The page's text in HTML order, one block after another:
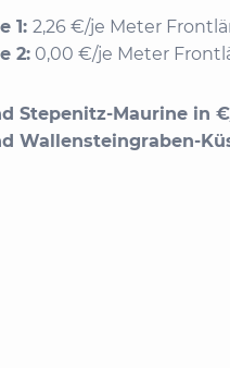
1: 2,26 €/je Meter
2: 0,00 €/je Meter
Stepenitz-Maurine in
Wallensteingraben-